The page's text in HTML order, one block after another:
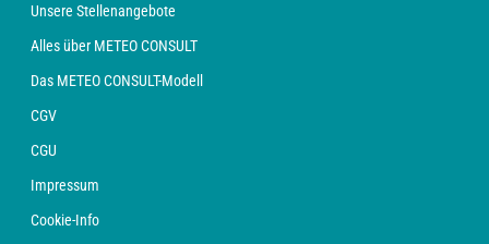
Unsere Stellenangebote
Alles über METEO CONSULT
Das METEO CONSULT-Modell
CGV
CGU
Impressum
Cookie-Info